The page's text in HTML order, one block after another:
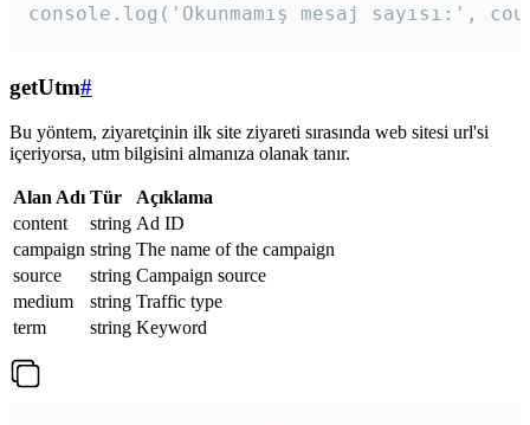
console.log('Okunmamış mesaj sayısı:',
getUtm#
Bu yöntem, ziyaretçinin ilk site ziyareti sırasında web sitesi url'si
içeriyorsa, utm bilgisini almanıza olanak tanır.
Alan Adı Tür
Açıklama
content
string Ad ID
campaign string The name of the campaign
source
string Campaign source
medium
string Traffic type
term
string Keyword